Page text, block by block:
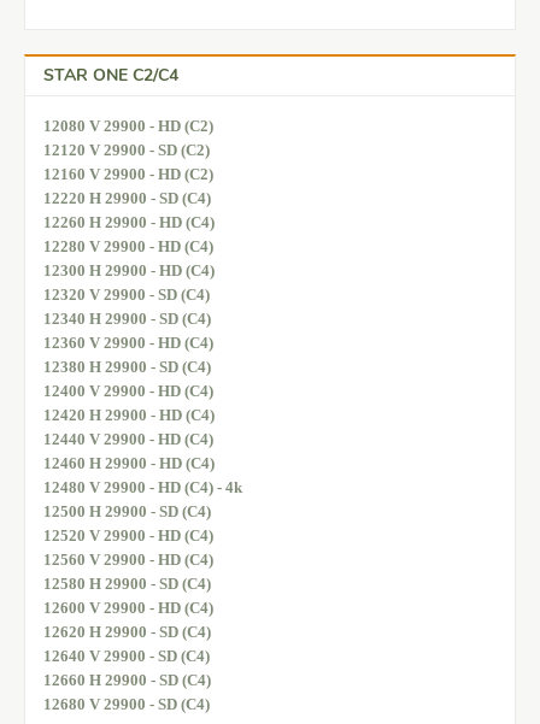
STAR ONE C2/C4
12080 V 29900 - HD (C2)
12120 V 29900 - SD (C2)
12160 V 29900 - HD (C2)
12220 H 29900 - SD (C4)
12260 H 29900 - HD (C4)
12280 V 29900 - HD (C4)
12300 H 29900 - HD (C4)
12320 V 29900 - SD (C4)
12340 H 29900 - SD (C4)
12360 V 29900 - HD (C4)
12380 H 29900 - SD (C4)
12400 V 29900 - HD (C4)
12420 H 29900 - HD (C4)
12440 V 29900 - HD (C4)
12460 H 29900 - HD (C4)
12480 V 29900 - HD (C4) - 4k
12500 H 29900 - SD (C4)
12520 V 29900 - HD (C4)
12560 V 29900 - HD (C4)
12580 H 29900 - SD (C4)
12600 V 29900 - HD (C4)
12620 H 29900 - SD (C4)
12640 V 29900 - SD (C4)
12660 H 29900 - SD (C4)
12680 V 29900 - SD (C4)